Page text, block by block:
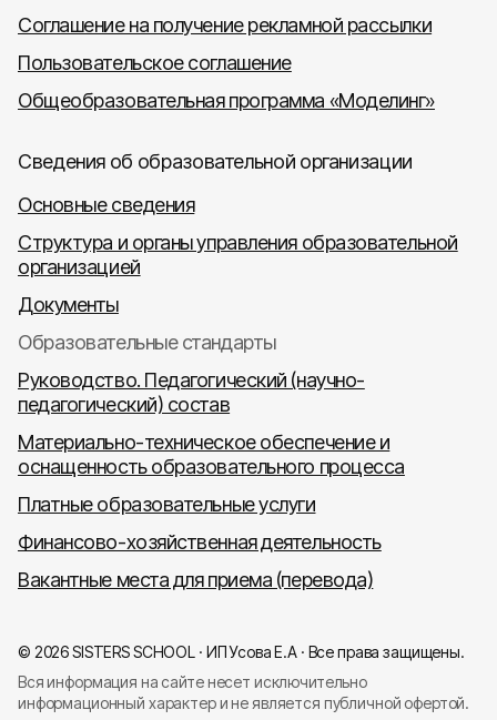
Соглашение на получение рекламной рассылки
Пользовательское соглашение
Общеобразовательная программа «Моделинг»
Сведения об образовательной организации
Основные сведения
Структура и органы управления образовательной
организацией
Документы
Образовательные стандарты
Руководство. Педагогический (научно-
педагогический) состав
Материально-техническое обеспечение и
оснащенность образовательного процесса
Платные образовательные услуги
Финансово-хозяйственная деятельность
Вакантные места для приема (перевода)
© 2026 SISTERS SCHOOL · ИП Усова Е.А · Все права защищены.
Вся информация на сайте несет исключительно
информационный характер и не является публичной офертой.